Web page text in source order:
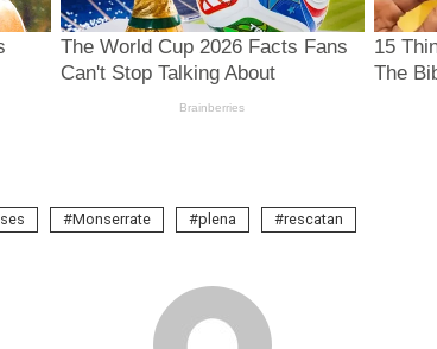
Monserrate plena rescatan